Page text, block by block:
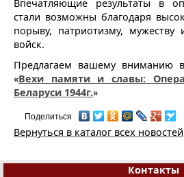
Впечатляющие результаты в
стали возможны благодаря
порыву, патриотизму, мужеству
войск.
Предлагаем вашему вниманию
«Вехи памяти и славы:
Беларуси 1944г.»
Поделиться
Вернуться в каталог всех новостей
Контакты